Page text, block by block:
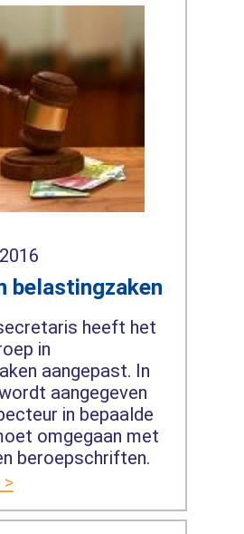
belastingzaken
heeft het
in
aangepast. In
aangegeven
in bepaalde
omgegaan met
beroepschriften.